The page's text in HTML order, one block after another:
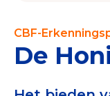
Publiek
Veilig geven
CBF-
De